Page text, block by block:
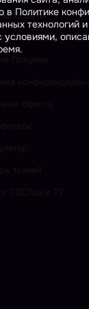
Оплаты
Скидку
в Политике
технологий
условиями,